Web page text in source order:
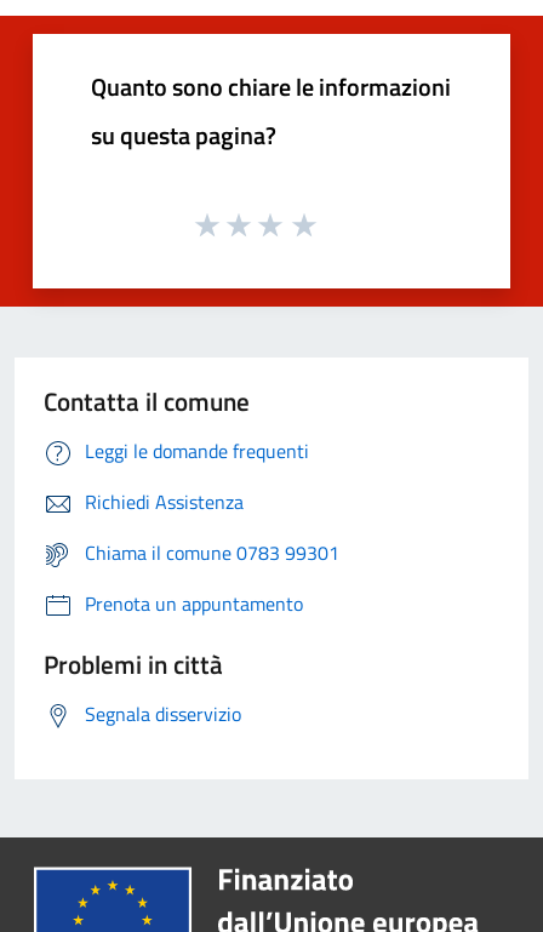
Quanto sono chiare le informazioni
su questa pagina?
Contatta il comune
Leggi le domande frequenti
Richiedi Assistenza
Chiama il comune 0783 99301
Prenota un appuntamento
Problemi in città
Segnala disservizio